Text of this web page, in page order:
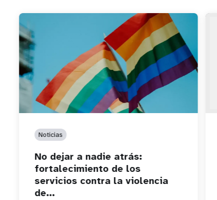
Noticias
No dejar a nadie atrás:
fortalecimiento de los
servicios contra la violencia
de...